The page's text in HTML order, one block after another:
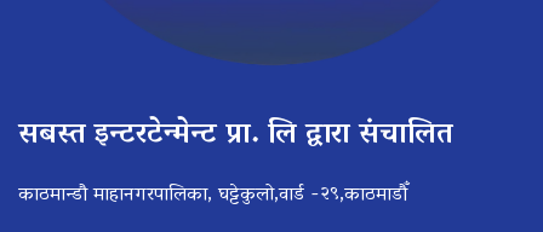
सबस्त इन्टरटेन्मेन्ट प्रा. लि द्वारा संचालित
काठमान्डौ माहानगरपालिका, घट्टेकुलो,वार्ड -२९,काठमाडौँ